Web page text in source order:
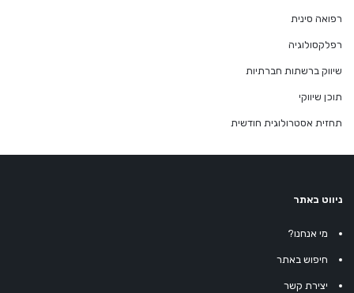
רפואה סינית
רפלקסולוגיה
שיווק ברשתות חברתיות
תוכן שיווקי
תחזית אסטרולוגית חודשית
ניווט באתר
מי אנחנו?
חיפוש באתר
יצירת קשר